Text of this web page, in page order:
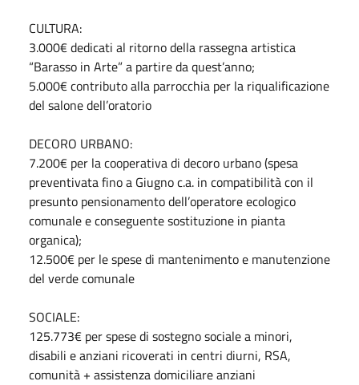
CULTURA:
3.000€ dedicati al ritorno della rassegna artistica
“Barasso in Arte” a partire da quest’anno;
5.000€ contributo alla parrocchia per la riqualificazione
del salone dell’oratorio
DECORO URBANO:
7.200€ per la cooperativa di decoro urbano (spesa
preventivata fino a Giugno c.a. in compatibilità con il
presunto pensionamento dell’operatore ecologico
comunale e conseguente sostituzione in pianta
organica);
12.500€ per le spese di mantenimento e manutenzione
del verde comunale
SOCIALE:
125.773€ per spese di sostegno sociale a minori,
disabili e anziani ricoverati in centri diurni, RSA,
comunità + assistenza domiciliare anziani